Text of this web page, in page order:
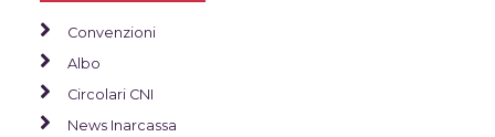
Convenzioni
Albo
Circolari CNI
News Inarcassa